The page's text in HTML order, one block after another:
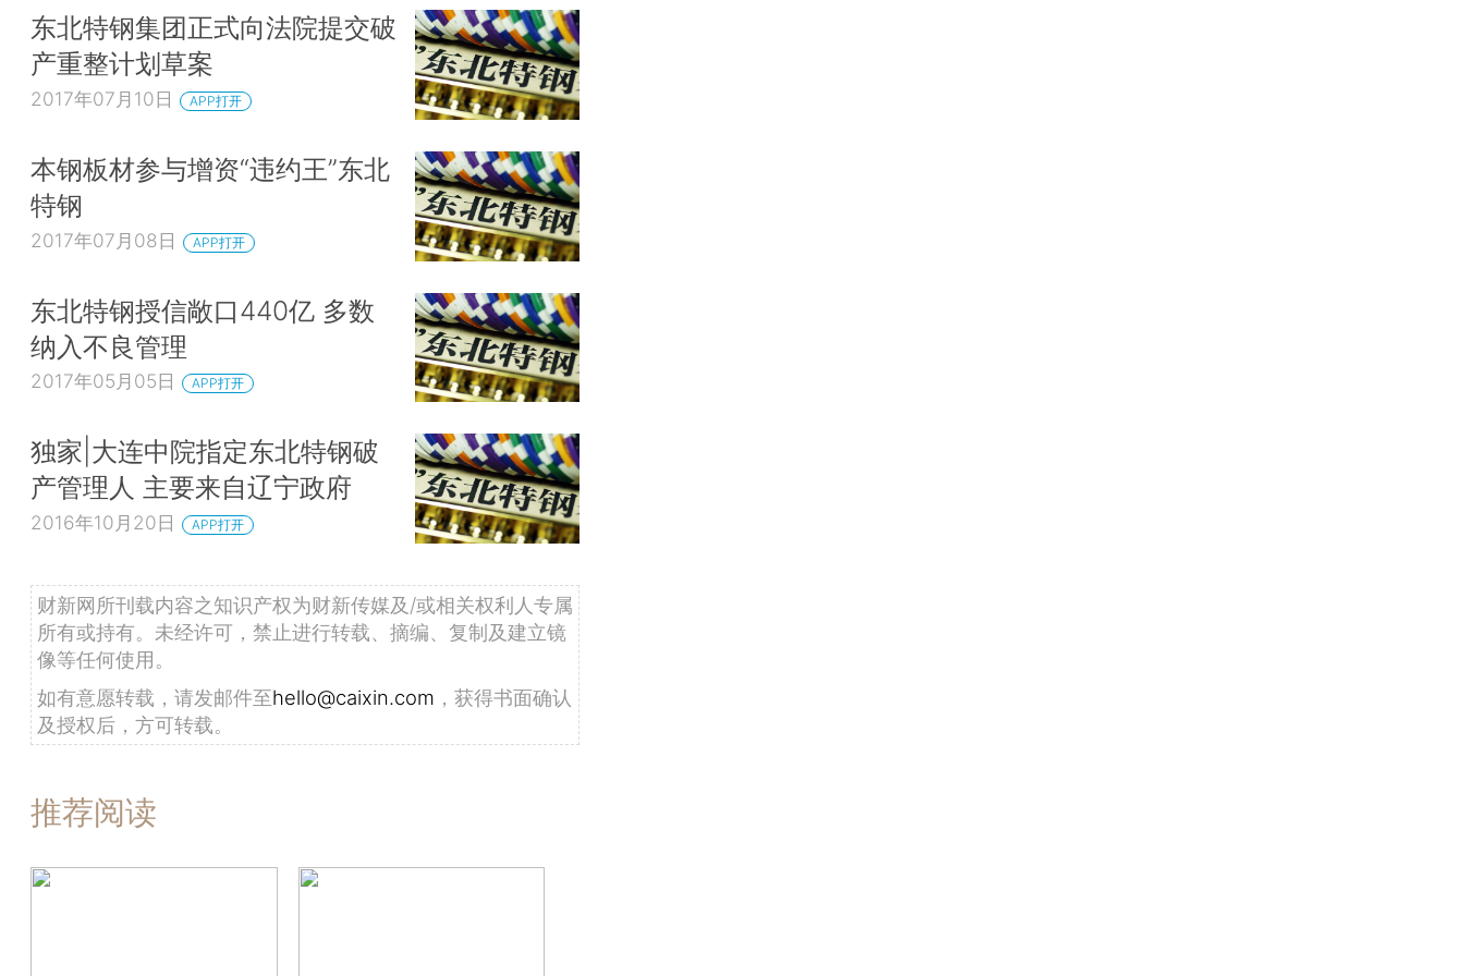
东北特钢集团正式向法院提交破
产重整计划草案
2017年07月10日 APP打开
本钢板材参与增资“违约王”东北
特钢
2017年07月08日 APP打开
东北特钢授信敞口440亿 多数
纳入不良管理
2017年05月05日 APP打开
独家|大连中院指定东北特钢破
产管理人 主要来自辽宁政府
2016年10月20日 APP打开
财新网所刊载内容之知识产权为财新传媒及/或相关权利人专属
所有或持有。未经许可，禁止进行转载、摘编、复制及建立镜
像等任何使用。
如有意愿转载，请发邮件至hello@caixin.com ，获得书面确认
及授权后，方可转载。
推荐阅读